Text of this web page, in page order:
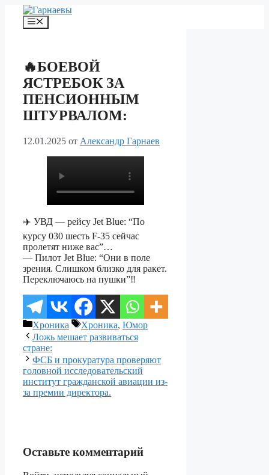
Перейти
содержимому
Меню
🔥БОЕВОЙ
ЯСТРЕБОК ЗА
ПЕНСИОННЫМ
ШТУРВАЛОМ:
12.01.2025 от Александр Гарнаев
✈️ УВД — рейсу Jet Blue: “По
курсу 030 шесть F-35 сейчас
пролетят ниже вас”…
— Пилот Jet Blue: “Они в поле
зрения. Слишком близко для ракет.
Переключаюсь на пушки”‼️
Рубрики
Хроника Метки
Хроника, Юмор
Ложь мешает развиваться
стране:
ФСБ и прокуратура проверяют
головной исследовательский
институт гражданской авиации из-
за премии директора.
Оставьте комментарий